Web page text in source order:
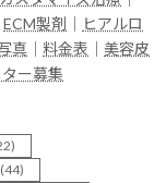
ECM製剤
ヒアルロ
真 料金表
美容皮
ー募集
(44)